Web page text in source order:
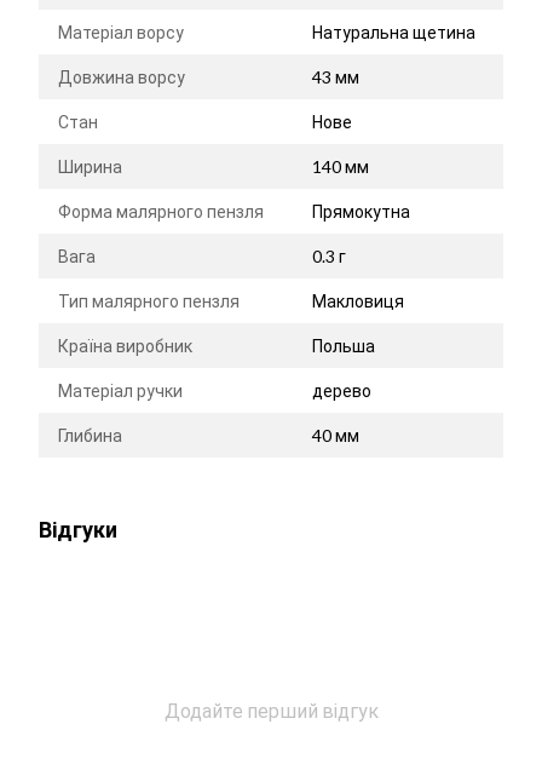
Матеріал ворсу Натуральна щетина
Довжина ворсу 43 мм
Стан Нове
Ширина 140 мм
Форма малярного пензля Прямокутна
Вага 0.3 г
Тип малярного пензля Макловиця
Країна виробник Польша
Матеріал ручки дерево
Глибина 40 мм
Відгуки
Додайте перший відгук